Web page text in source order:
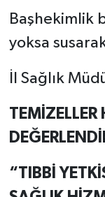
Başhekimlik
yoksa
İl Sağlık
TEMİZELLER
“TIBBİ